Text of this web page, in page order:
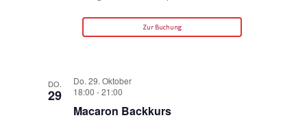
Zur Buchung
DO.
29
Do. 29. Oktober
18:00 -21:00
Macaron Backkurs